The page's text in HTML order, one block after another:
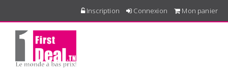
Inscription Connexion Mon panier